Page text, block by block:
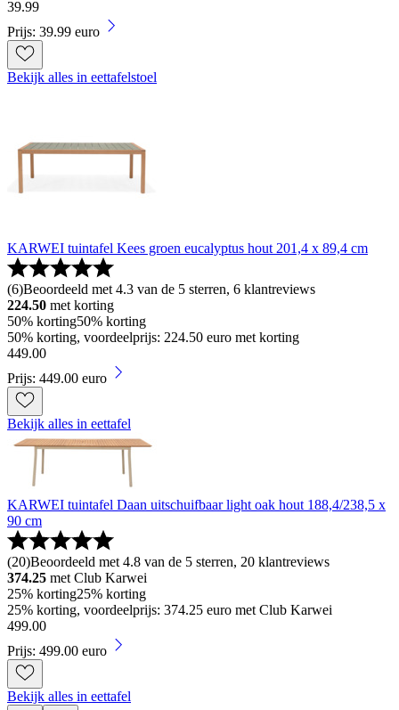
39.99
Prijs: 39.99 euro
Bekijk alles in eettafelstoel
KARWEI tuintafel Kees groen eucalyptus hout 201,4 x 89,4 cm
(6)Beoordeeld met 4.3 van de 5 sterren, 6 klantreviews
224.50 met korting
50% korting50% korting
50% korting, voordeelprijs: 224.50 euro met korting
449.00
Prijs: 449.00 euro
Bekijk alles in eettafel
KARWEI tuintafel Daan uitschuifbaar light oak hout 188,4/238,5 x
90 cm
(20)Beoordeeld met 4.8 van de 5 sterren, 20 klantreviews
374.25 met Club Karwei
25% korting25% korting
25% korting, voordeelprijs: 374.25 euro met Club Karwei
499.00
Prijs: 499.00 euro
Bekijk alles in eettafel